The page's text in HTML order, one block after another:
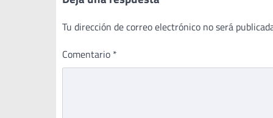
Tu dirección de correo electrónico no será
Comentario *